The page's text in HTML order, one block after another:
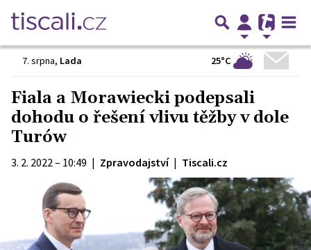
7. srpna, Lada 25°C
Fiala a Morawiecki podepsali
dohodu o řešení vlivu těžby v dole
Turów
3. 2. 2022 – 10:49 | Zpravodajství | Tiscali.cz